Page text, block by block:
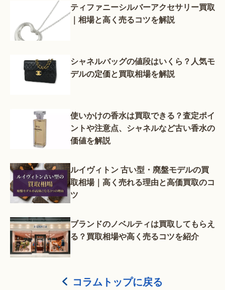
ティファニーシルバーアクセサリー買取
｜相場と高く売るコツを解説
シャネルバッグの値段はいくら？人気モ
デルの定価と買取相場を解説
使いかけの香水は買取できる？査定ポイ
ントや注意点、シャネルなど古い香水の
価値を解説
ルイヴィトン 古い型・廃盤モデルの買
取相場｜高く売れる理由と高価買取のコ
ツ
ブランドのノベルティは買取してもらえ
る？買取相場や高く売るコツを紹介
コラムトップに戻る